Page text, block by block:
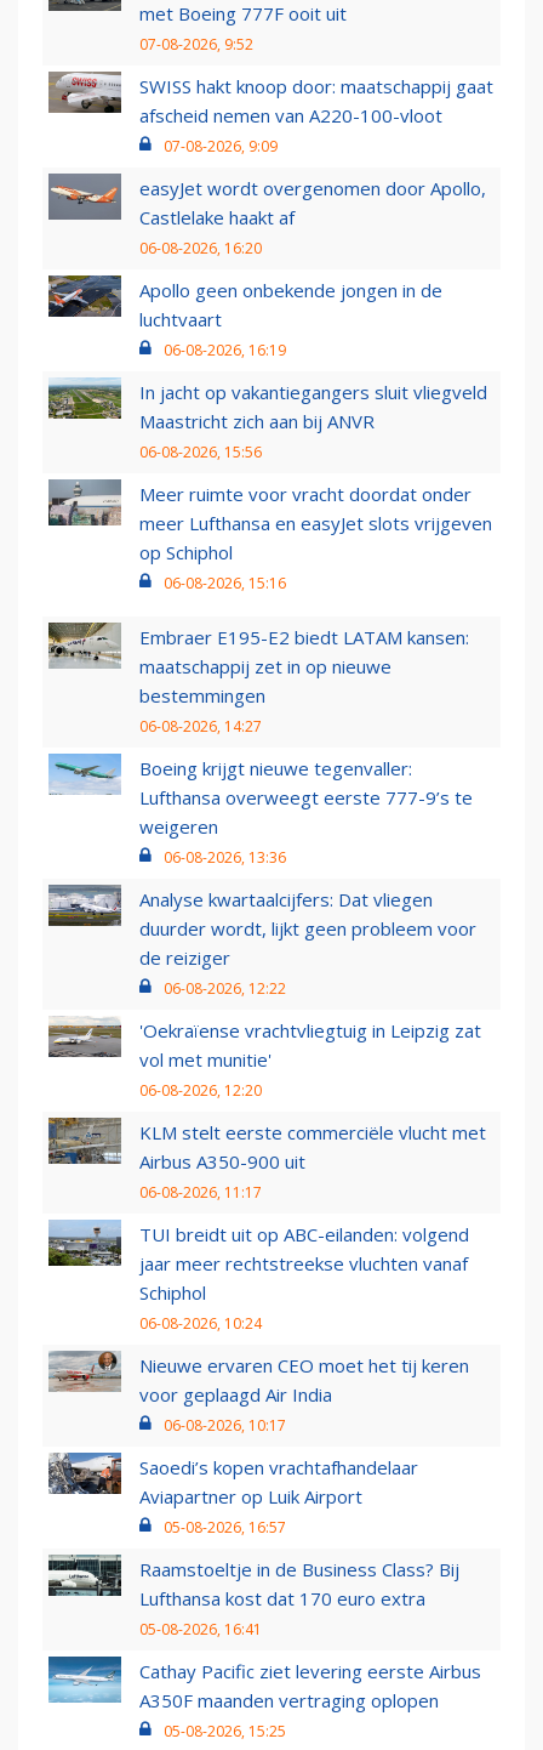
met Boeing 777F ooit uit
07-08-2026, 9:52
SWISS hakt knoop door: maatschappij gaat
afscheid nemen van A220-100-vloot
07-08-2026, 9:09
easyJet wordt overgenomen door Apollo,
Castlelake haakt af
06-08-2026, 16:20
Apollo geen onbekende jongen in de
luchtvaart
06-08-2026, 16:19
In jacht op vakantiegangers sluit vliegveld
Maastricht zich aan bij ANVR
06-08-2026, 15:56
Meer ruimte voor vracht doordat onder
meer Lufthansa en easyJet slots vrijgeven
op Schiphol
06-08-2026, 15:16
Embraer E195-E2 biedt LATAM kansen:
maatschappij zet in op nieuwe
bestemmingen
06-08-2026, 14:27
Boeing krijgt nieuwe tegenvaller:
Lufthansa overweegt eerste 777-9’s te
weigeren
06-08-2026, 13:36
Analyse kwartaalcijfers: Dat vliegen
duurder wordt, lijkt geen probleem voor
de reiziger
06-08-2026, 12:22
'Oekraïense vrachtvliegtuig in Leipzig zat
vol met munitie'
06-08-2026, 12:20
KLM stelt eerste commerciële vlucht met
Airbus A350-900 uit
06-08-2026, 11:17
TUI breidt uit op ABC-eilanden: volgend
jaar meer rechtstreekse vluchten vanaf
Schiphol
06-08-2026, 10:24
Nieuwe ervaren CEO moet het tij keren
voor geplaagd Air India
06-08-2026, 10:17
Saoedi’s kopen vrachtafhandelaar
Aviapartner op Luik Airport
05-08-2026, 16:57
Raamstoeltje in de Business Class? Bij
Lufthansa kost dat 170 euro extra
05-08-2026, 16:41
Cathay Pacific ziet levering eerste Airbus
A350F maanden vertraging oplopen
05-08-2026, 15:25